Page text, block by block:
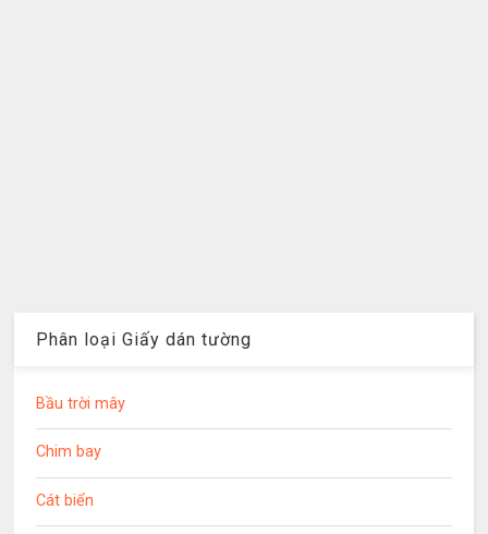
Phân loại Giấy dán tường
Bầu trời mây
Chim bay
Cát biển